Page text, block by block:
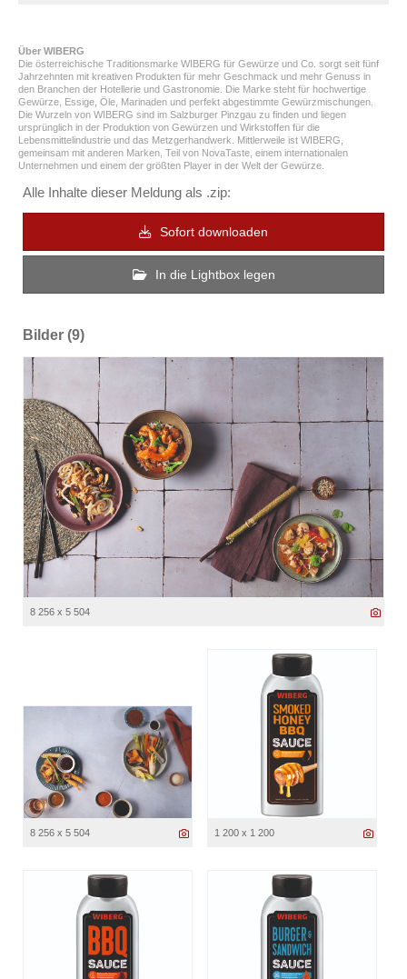
Über WIBERG
Die österreichische Traditionsmarke WIBERG für Gewürze und Co. sorgt seit fünf
Jahrzehnten mit kreativen Produkten für mehr Geschmack und mehr Genuss in
den Branchen der Hotellerie und Gastronomie. Die Marke steht für hochwertige
Gewürze, Essige, Öle, Marinaden und perfekt abgestimmte Gewürzmischungen.
Die Wurzeln von WIBERG sind im Salzburger Pinzgau zu finden und liegen
ursprünglich in der Produktion von Gewürzen und Wirkstoffen für die
Lebensmittelindustrie und das Metzgerhandwerk. Mittlerweile ist WIBERG,
gemeinsam mit anderen Marken, Teil von NovaTaste, einem internationalen
Unternehmen und einem der größten Player in der Welt der Gewürze.
Alle Inhalte dieser Meldung als .zip:
Sofort downloaden
In die Lightbox legen
Bilder (9)
8 256 x 5 504
8 256 x 5 504 1 200 x 1 200